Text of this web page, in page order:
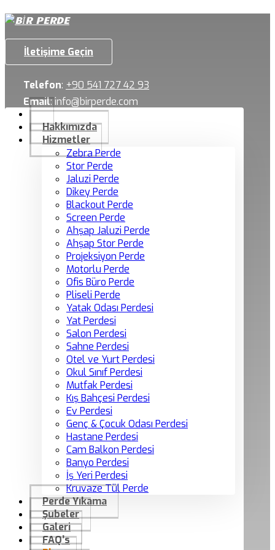
İletişime Geçin
Telefon: +90 541 727 42 93
Email:info@birperde.com
Hakkımızda
Hizmetler
Zebra Perde
Stor Perde
Jaluzi Perde
Dikey Perde
Blackout Perde
Screen Perde
Ahşap Jaluzi Perde
Ahşap Stor Perde
Projeksiyon Perde
Motorlu Perde
Ofis Büro Perde
Pliseli Perde
Yatak Odası Perdesi
Yat Perdesi
Salon Perdesi
Sahne Perdesi
Otel ve Yurt Perdesi
Okul Sınıf Perdesi
Mutfak Perdesi
Kış Bahçesi Perdesi
Ev Perdesi
Genç & Çocuk Odası Perdesi
Hastane Perdesi
Cam Balkon Perdesi
Banyo Perdesi
İş Yeri Perdesi
Kruvaze Tül Perde
Perde Yıkama
Şubeler
Galeri
FAQ’s